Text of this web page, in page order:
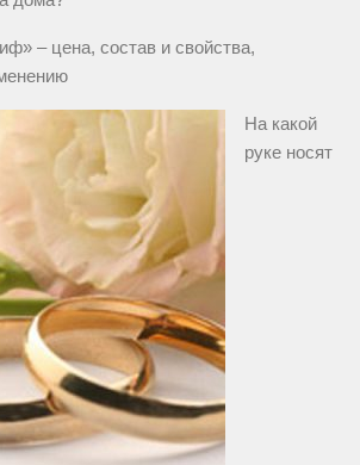
– цена, состав и свойства,
На какой
руке носят